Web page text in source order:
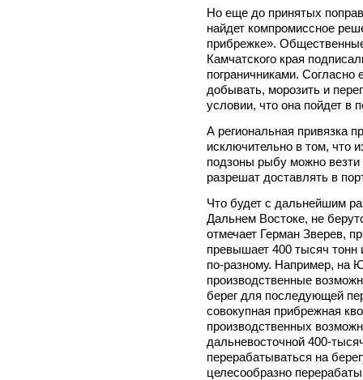
Но еще до принятых
найдет компромиссное
прибрежке».
Камчатского края
пограничниками. Согласно
добывать, морозить и
условии, что она пойдет в
А региональная привязка
исключительно в том, что
подзоны рыбу можно
разрешат доставлять в
Что будет с дальнейшим
Дальнем Востоке, не
отмечает Герман Зверев,
превышает 400 тысяч тонн
по-разному. Например, на
производственные
берег для последующей
совокупная прибрежная
производственных
дальневосточной 400-
перерабатываться на
целесообразно